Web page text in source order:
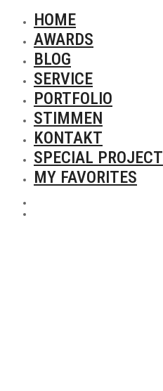
HOME
AWARDS
BLOG
SERVICE
PORTFOLIO
STIMMEN
KONTAKT
SPECIAL PROJECT
MY FAVORITES